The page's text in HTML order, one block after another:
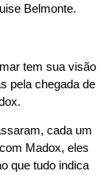
Belmonte.
tem sua visão
pela chegada de
cada um
Madox, eles
que tudo indica